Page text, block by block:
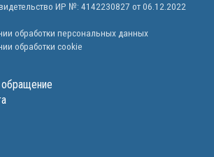
ИР №: 4142230827 от 06.12.2022
обработки персональных данных
обработки cookie
обращение